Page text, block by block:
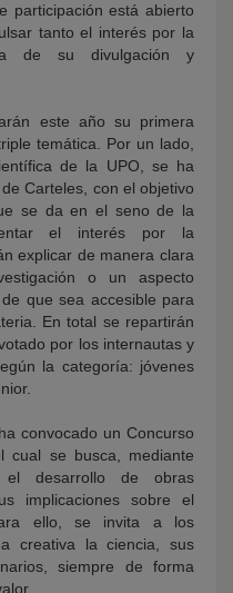
participación está abierto
tanto el interés por la
de su divulgación y
este año su primera
temática. Por un lado,
de la UPO, se ha
Carteles, con el objetivo
se da en el seno de la
el interés por la
explicar de manera clara
o un aspecto
que sea accesible para
En total se repartirán
por los internautas y
la categoría: jóvenes
convocado un Concurso
cual se busca, mediante
el desarrollo de obras
implicaciones sobre el
ello, se invita a los
creativa la ciencia, sus
siempre de forma